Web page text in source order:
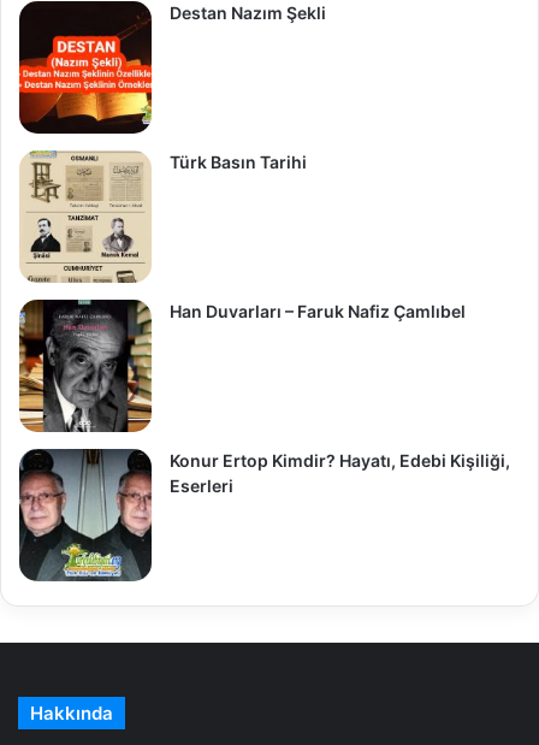
Destan Nazım Şekli
Türk Basın Tarihi
Han Duvarları – Faruk Nafiz Çamlıbel
Konur Ertop Kimdir? Hayatı, Edebi Kişiliği,
Eserleri
Hakkında